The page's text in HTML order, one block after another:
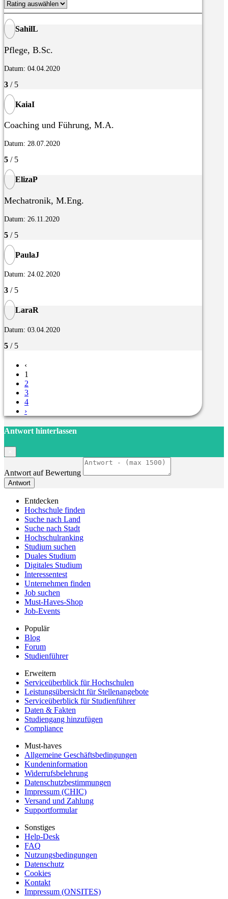
SahilL
Pflege, B.Sc.
Datum: 04.04.2020
3 / 5
KaiaI
Coaching und Führung, M.A.
Datum: 28.07.2020
5 / 5
ElizaP
Mechatronik, M.Eng.
Datum: 26.11.2020
5 / 5
PaulaJ
Datum: 24.02.2020
3 / 5
LaraR
Datum: 03.04.2020
5 / 5
‹
1
2
3
4
›
Antwort hinterlassen
Antwort auf Bewertung
Antwort
Entdecken
Hochschule finden
Suche nach Land
Suche nach Stadt
Hochschulranking
Studium suchen
Duales Studium
Digitales Studium
Interessentest
Unternehmen finden
Job suchen
Must-Haves-Shop
Job-Events
Populär
Blog
Forum
Studienführer
Erweitern
Serviceüberblick für Hochschulen
Leistungsübersicht für Stellenangebote
Serviceüberblick für Studienführer
Daten & Fakten
Studiengang hinzufügen
Compliance
Must-haves
Allgemeine Geschäftsbedingungen
Kundeninformation
Widerrufsbelehrung
Datenschutzbestimmungen
Impressum (CHIC)
Versand und Zahlung
Supportformular
Sonstiges
Help-Desk
FAQ
Nutzungsbedingungen
Datenschutz
Cookies
Kontakt
Impressum (ONSITES)